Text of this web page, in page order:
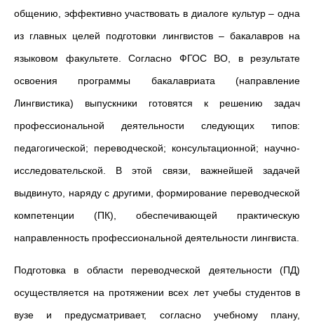
общению, эффективно участвовать в диалоге культур – одна
из главных целей подготовки лингвистов – бакалавров на
языковом факультете. Согласно ФГОС ВО, в результате
освоения программы бакалавриата (направление
Лингвистика) выпускники готовятся к решению задач
профессиональной деятельности следующих типов:
педагогической; переводческой; консультационной; научно-
исследовательской. В этой связи, важнейшей задачей
выдвинуто, наряду с другими, формирование переводческой
компетенции (ПК), обеспечивающей практическую
направленность профессиональной деятельности лингвиста.
Подготовка в области переводческой деятельности (ПД)
осуществляется на протяжении всех лет учебы студентов в
вузе и предусматривает, согласно учебному плану,